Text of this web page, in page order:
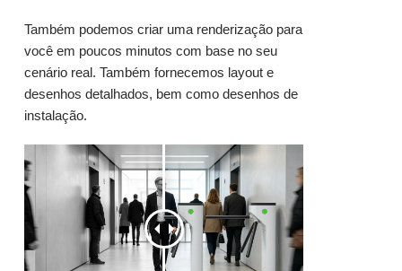
Também podemos criar uma renderização para
você em poucos minutos com base no seu
cenário real. Também fornecemos layout e
desenhos detalhados, bem como desenhos de
instalação.